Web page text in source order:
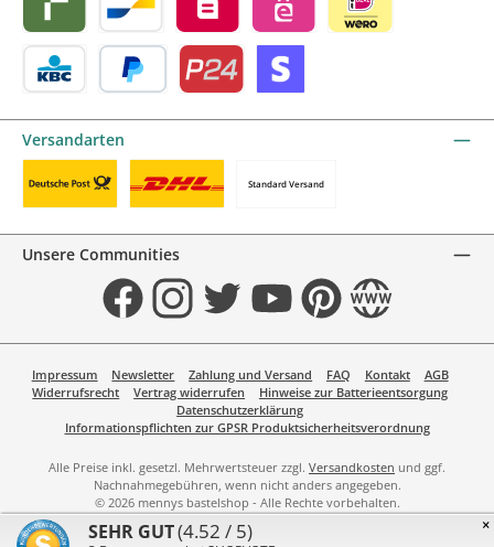
Riverty by mollieBancontact by mollie
Belfius by mollieeps by mollie
Versandarten
Standard Versand
Unsere Communities
FacebookInstagramTwitter YouTubePinterestWebsite
Impressum Newsletter Zahlung und Versand FAQ Kontakt
AGB
Widerrufsrecht
Vertrag widerrufen
Hinweise zur Batterieentsorgung
Datenschutzerklärung
Informationspflichten zur GPSR Produktsicherheitsverordnung
Alle Preise inkl. gesetzl. Mehrwertsteuer zzgl. Versandkosten und ggf.
Nachnahmegebühren, wenn nicht anders angegeben.
© 2026 mennys bastelshop - Alle Rechte vorbehalten.
×
SEHR GUT(4.52 / 5)